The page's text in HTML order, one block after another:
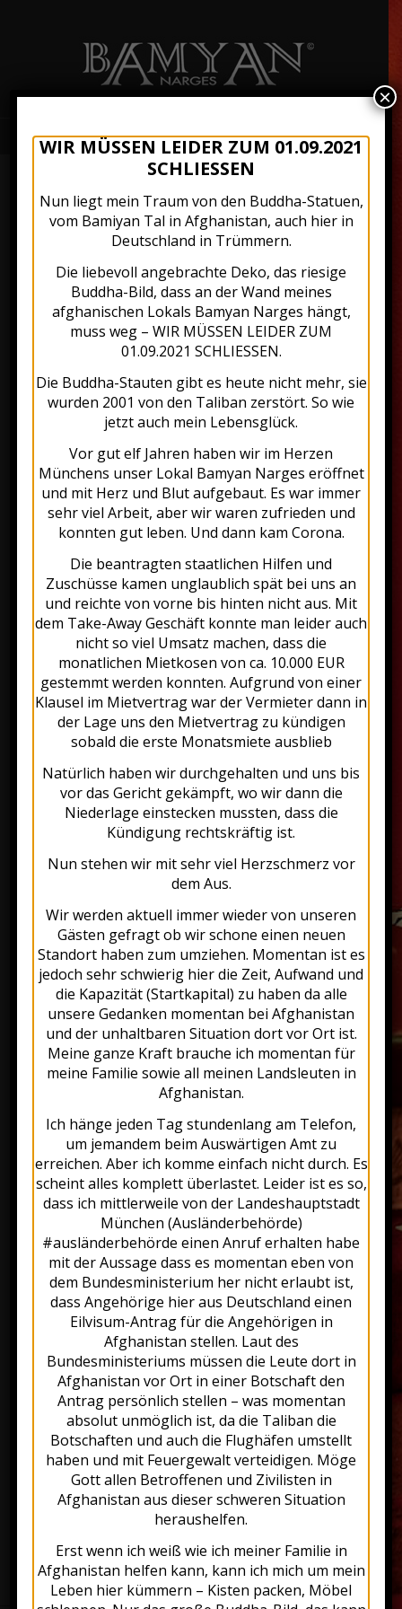
AFGHAN RESTAURANT MUNICH
Dear guests, welcome to
BAMYAN NARGES.
The kitchen is each restaurant’s
heart and we have made our
kitchen the true heart of the
traditional art of Afghan cooking.
Fresh ingredients and products
are of the utmost importance to
us and we are especially proud of
our homemade blended spices,
based on family recipes.
New Opening Hours
during Corona
Lockdown (light)
Wednesday to Sunday:
17.00 – 21.00
Aktion:
Upon collection – 10%
Discount on your order
E-Mail:
narges@bamyan.de Tel.:
089 23 8888 78
Our restaurant’s name deviates
from two giant Buddha statues in
Afghanistan’s Bamyan Valley, a
place that owner Narges visited
as a girl. To the entire world’s
horror, the statues were
destroyed by the Taliban, in
March of 2001.
But now we’d like you to enjoy
our Afghan cuisine with all your
senses! Enjoy your meal and have
a good time!
WIR MÜSSEN LEIDER ZUM 01.09.2021
SCHLIESSEN
Nun liegt mein Traum von den Buddha-Statuen,
vom Bamiyan Tal in Afghanistan, auch hier in
Deutschland in Trümmern.
Die liebevoll angebrachte Deko, das riesige
Buddha-Bild, dass an der Wand meines
afghanischen Lokals Bamyan Narges hängt,
muss weg – WIR MÜSSEN LEIDER ZUM
01.09.2021 SCHLIESSEN.
Die Buddha-Stauten gibt es heute nicht mehr, sie
wurden 2001 von den Taliban zerstört. So wie
jetzt auch mein Lebensglück.
Vor gut elf Jahren haben wir im Herzen
Münchens unser Lokal Bamyan Narges eröffnet
und mit Herz und Blut aufgebaut. Es war immer
sehr viel Arbeit, aber wir waren zufrieden und
konnten gut leben. Und dann kam Corona.
Die beantragten staatlichen Hilfen und
Zuschüsse kamen unglaublich spät bei uns an
und reichte von vorne bis hinten nicht aus. Mit
dem Take-Away Geschäft konnte man leider auch
nicht so viel Umsatz machen, dass die
monatlichen Mietkosen von ca. 10.000 EUR
gestemmt werden konnten. Aufgrund von einer
Klausel im Mietvertrag war der Vermieter dann in
der Lage uns den Mietvertrag zu kündigen
sobald die erste Monatsmiete ausblieb
Natürlich haben wir durchgehalten und uns bis
vor das Gericht gekämpft, wo wir dann die
Niederlage einstecken mussten, dass die
Kündigung rechtskräftig ist.
Nun stehen wir mit sehr viel Herzschmerz vor
dem Aus.
Wir werden aktuell immer wieder von unseren
Gästen gefragt ob wir schone einen neuen
Standort haben zum umziehen. Momentan ist es
jedoch sehr schwierig hier die Zeit, Aufwand und
die Kapazität (Startkapital) zu haben da alle
unsere Gedanken momentan bei Afghanistan
und der unhaltbaren Situation dort vor Ort ist.
Meine ganze Kraft brauche ich momentan für
meine Familie sowie all meinen Landsleuten in
Afghanistan.
Ich hänge jeden Tag stundenlang am Telefon,
um jemandem beim Auswärtigen Amt zu
erreichen. Aber ich komme einfach nicht durch. Es
scheint alles komplett überlastet. Leider ist es so,
dass ich mittlerweile von der Landeshauptstadt
München (Ausländerbehörde)
#ausländerbehörde einen Anruf erhalten habe
mit der Aussage dass es momentan eben von
dem Bundesministerium her nicht erlaubt ist,
dass Angehörige hier aus Deutschland einen
Eilvisum-Antrag für die Angehörigen in
Afghanistan stellen. Laut des
Bundesministeriums müssen die Leute dort in
Afghanistan vor Ort in einer Botschaft den
Antrag persönlich stellen – was momentan
absolut unmöglich ist, da die Taliban die
Botschaften und auch die Flughäfen umstellt
haben und mit Feuergewalt verteidigen. Möge
Gott allen Betroffenen und Zivilisten in
Afghanistan aus dieser schweren Situation
heraushelfen.
Erst wenn ich weiß wie ich meiner Familie in
Afghanistan helfen kann, kann ich mich um mein
Leben hier kümmern – Kisten packen, Möbel
×